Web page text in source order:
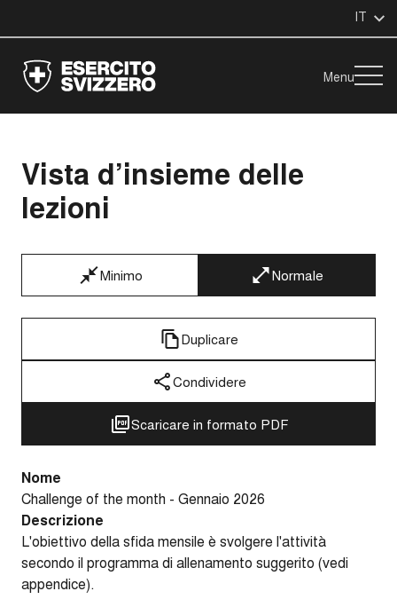
IT
Menu
Vista d’insieme delle
lezioni
Minimo Normale
Duplicare
Condividere
Scaricare in formato PDF
Nome
Challenge of the month - Gennaio 2026
Descrizione
L'obiettivo della sfida mensile è svolgere l'attività
secondo il programma di allenamento suggerito (vedi
appendice).